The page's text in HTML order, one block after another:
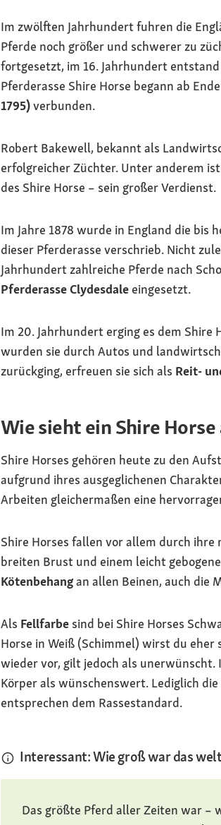
Im zwölften Jahrhundert fuhren die
Pferde noch größer und schwerer zu
fortgesetzt, im 16. Jahrhundert
Pferderasse Shire Horse begann ab
1795)verbunden.
Robert Bakewell, bekannt als
erfolgreicher Züchter. Unter anderem
des Shire Horse – sein großer Verdienst.
Im Jahre 1878 wurde in England die bis
dieser Pferderasse verschrieb. Nicht
Jahrhundert zahlreiche Pferde nach
Pferderasse Clydesdaleeingesetzt.
Im 20. Jahrhundert erging es dem
wurden sie durch Autos und
zurückging, erfreuen sie sich als Reit-
Wie sieht ein Shire Horse
Shire Horses gehören heute zu den
aufgrund ihres ausgeglichenen
Arbeiten gleichermaßen eine
Shire Horses fallen vor allem durch
breiten Brust und einem leicht
Kötenbehangan allen Beinen, auch die
Als Fellfarbesind bei Shire Horses
Horse in Weiß (Schimmel) wirst du
wieder vor, gilt jedoch als unerwünscht.
Körper als wünschenswert. Lediglich
entsprechen dem Rassestandard.
Interessant: Wie groß war das
Das größte Pferd aller Zeiten war –